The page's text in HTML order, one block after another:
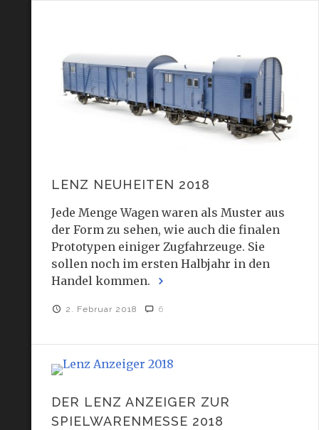
LENZ NEUHEITEN 2018
Jede Menge Wagen waren als Muster aus
der Form zu sehen, wie auch die finalen
Prototypen einiger Zugfahrzeuge. Sie
sollen noch im ersten Halbjahr in den
Handel kommen.
2. Februar 2018 6
DER LENZ ANZEIGER ZUR
SPIELWARENMESSE 2018